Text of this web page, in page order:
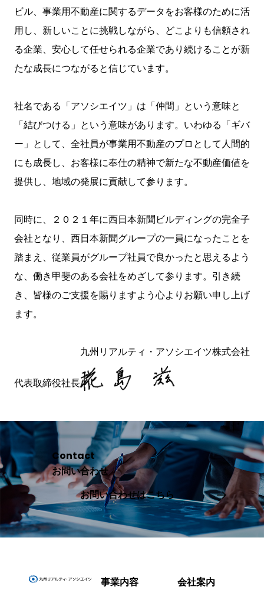
ビル、事業用不動産に関するデータをお客様のために活
用し、新しいことに挑戦しながら、どこよりも信頼され
る企業、安心して任せられる企業であり続けることが新
たな成長につながると信じています。
社名である「アソシエイツ」は「仲間」という意味と
「結びつける」という意味があります。いわゆる「ギバ
ー」として、全社員が事業用不動産のプロとして人間的
にも成長し、お客様に奉仕の精神で新たな不動産価値を
提供し、地域の発展に貢献して参ります。
同時に、２０２１年に西日本新聞ビルディングの完全子
会社となり、西日本新聞グループの一員になったことを
踏まえ、従業員がグループ社員で良かったと思えるよう
な、働き甲斐のある会社をめざして参ります。引き続
き、皆様のご支援を賜りますよう心よりお願い申し上げ
ます。
九州リアルティ・アソシエイツ株式会社
代表取締役社長
Contact
お問い合わせ
お問い合わせはこちら
事業内容 会社案内